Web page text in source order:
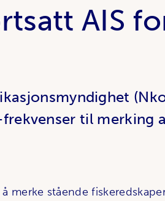
AIS
til merking
merke stående